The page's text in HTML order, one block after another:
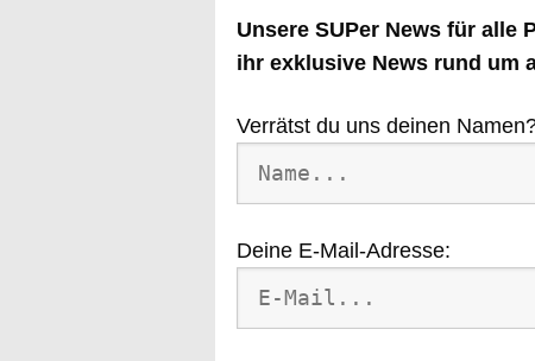
Unsere SUPer News für alle
ihr exklusive News rund um
Verrätst du uns deinen
Deine E-Mail-Adresse: